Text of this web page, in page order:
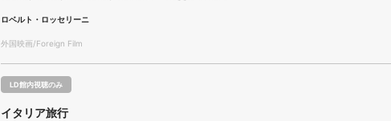
ロベルト・ロッセリーニ
外国映画/Foreign Film
LD館内視聴のみ
イタリア旅行